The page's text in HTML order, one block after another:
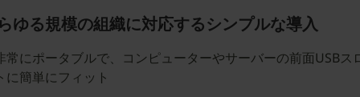
ゆる規模の組織に対応するシンプルな導入
常にポータブルで、コンピューターやサーバーの前面USBス
に簡単にフィット